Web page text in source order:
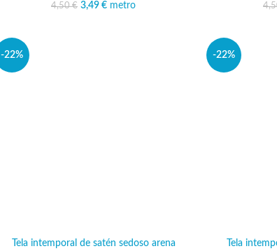
4,50€
El precio original era:
3,49 € El precio actual es:
metro
-22%
Tela intemporal de satén sedoso arena
-22%
Tela